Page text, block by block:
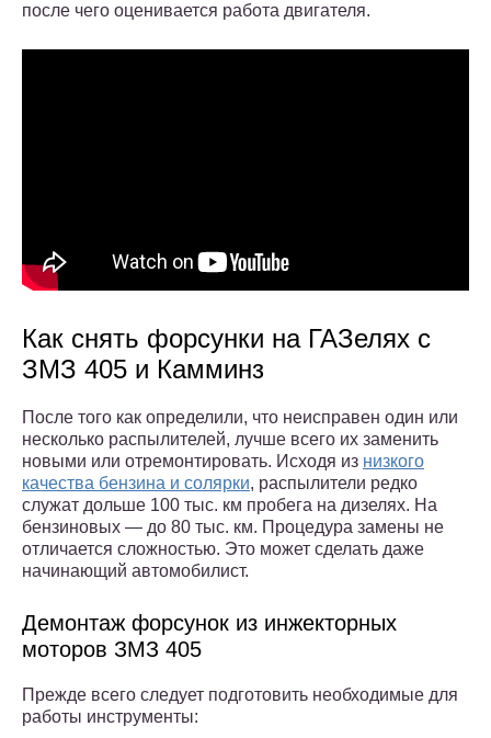
после чего оценивается работа двигателя.
Как снять форсунки на ГАЗелях с
ЗМЗ 405 и Камминз
После того как определили, что неисправен один или
несколько распылителей, лучше всего их заменить
новыми или отремонтировать. Исходя из низкого
качества бензина и солярки, распылители редко
служат дольше 100 тыс. км пробега на дизелях. На
бензиновых — до 80 тыс. км. Процедура замены не
отличается сложностью. Это может сделать даже
начинающий автомобилист.
Демонтаж форсунок из инжекторных
моторов ЗМЗ 405
Прежде всего следует подготовить необходимые для
работы инструменты: